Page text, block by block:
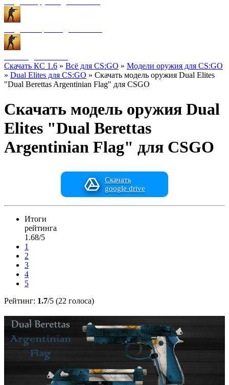
Скачать КС 1.6 » Всё для CS:GO » Модели оружия для CS:GO
» Dual Elites для CS:GO » Скачать модель оружия Dual Elites
"Dual Berettas Argentinian Flag" для CSGO
Скачать модель оружия Dual
Elites "Dual Berettas
Argentinian Flag" для CSGO
Скачать
google drive
Итоги
рейтинга
1.68/5
1
2
3
4
5
Рейтинг: 1.7/5 (22 голоса)